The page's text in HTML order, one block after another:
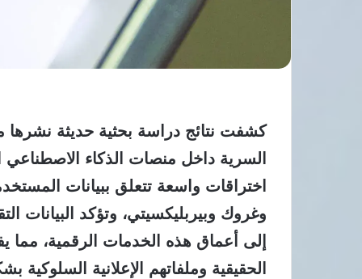
كشفت نتائج دراسة بحثية حديثة
السرية داخل منصات الذكاء
اختراقات واسعة تتعلق ببيانات
إلى أعماق هذه الخدمات الرقمية، مما
الحقيقية وملفاتهم الإعلانية السلوكية